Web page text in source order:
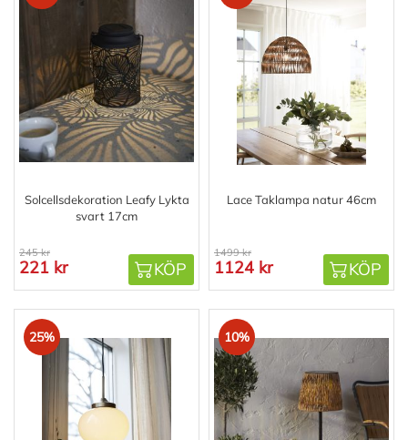
Solcellsdekoration Leafy Lykta
svart 17cm
245 kr
221 kr KÖP
Lace Taklampa natur 46cm
1499 kr
1124 kr KÖP
25% 10%